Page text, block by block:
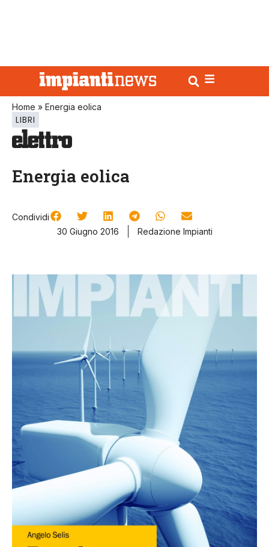
Home » Energia eolica
LIBRI
Energia eolica
Condividi
30 Giugno 2016
Redazione Impianti